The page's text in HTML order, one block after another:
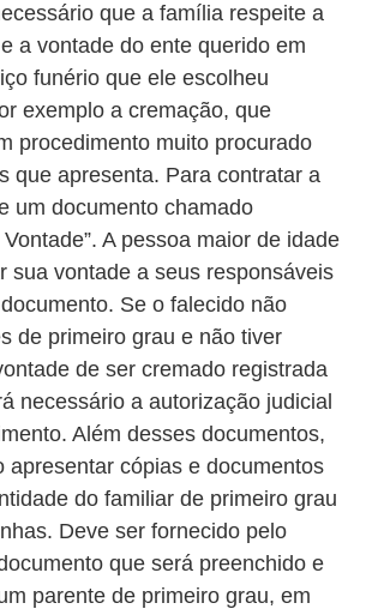
que a família respeite a
a vontade do ente querido em
funério que ele escolheu
exemplo a cremação, que
procedimento muito procurado
que apresenta. Para contratar a
um documento chamado
A pessoa maior de idade
sua vontade a seus responsáveis
Se o falecido não
de primeiro grau e não tiver
de ser cremado registrada
necessário a autorização judicial
Além desses documentos,
apresentar cópias e documentos
do familiar de primeiro grau
Deve ser fornecido pelo
que será preenchido e
parente de primeiro grau, em